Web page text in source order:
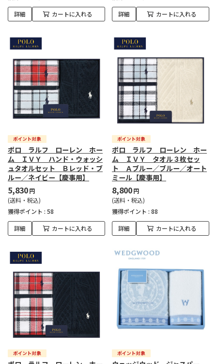
詳細 カートに入れる 詳細 カートに入れる
ポロ ラルフ ローレン ホー
ム ＩＶＹ ハンド・ウォッシ
ュタオルセット Ｂレッド・ブ
ルー／ネイビー【慶事用】
5,830円
(送料・税込)
獲得ポイント : 58
詳細 カートに入れる
ポロ ラルフ ローレン ホー
ム ＩＶＹ タオル３枚セッ
ト Ａブルー／ブルー／オート
ミール【慶事用】
8,800円
(送料・税込)
獲得ポイント : 88
詳細 カートに入れる